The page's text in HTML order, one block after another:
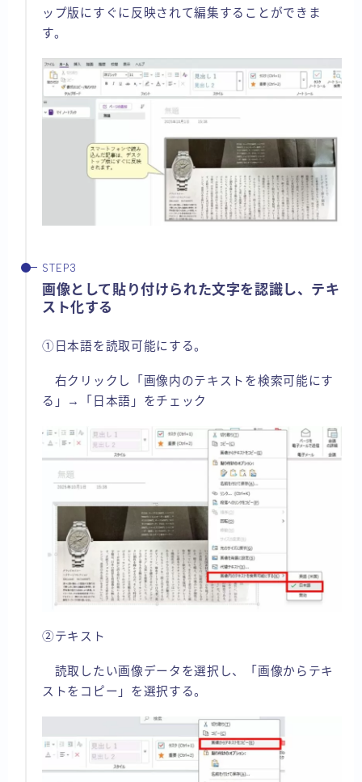
ップ版にすぐに反映されて編集することができま
す。
画像として貼り付けられた文字を認識し、テキ
スト化する
①日本語を読取可能にする。
右クリックし「画像内のテキストを検索可能にす
る」→「日本語」をチェック
②テキスト
読取したい画像データを選択し、「画像からテキ
ストをコピー」を選択する。